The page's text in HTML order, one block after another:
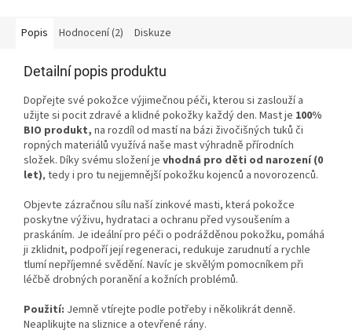
Popis Hodnocení (2) Diskuze
Detailní popis produktu
Dopřejte své pokožce výjimečnou péči, kterou si zaslouží a
užijte si pocit zdravé a klidné pokožky každý den. Mast je 100%
BIO produkt, na rozdíl od mastí na bázi živočišných tuků či
ropných materiálů využívá naše mast výhradně přírodních
složek. Díky svému složení je vhodná pro děti od narození (0
let), tedy i pro tu nejjemnější pokožku kojenců a novorozenců.
Objevte zázračnou sílu naší zinkové masti, která pokožce
poskytne výživu, hydrataci a ochranu před vysoušením a
praskáním. Je ideální pro péči o podrážděnou pokožku, pomáhá
ji zklidnit, podpoří její regeneraci, redukuje zarudnutí a rychle
tlumí nepříjemné svědění. Navíc je skvělým pomocníkem při
léčbě drobných poranění a kožních problémů.
Použití: Jemně vtírejte podle potřeby i několikrát denně.
Neaplikujte na sliznice a otevřené rány.